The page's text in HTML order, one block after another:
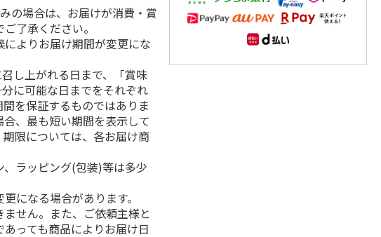
の場合は、お届けが消費・賞
了承ください。
よりお届け期間が変更にな
し上がれる日まで、「賞味
に可能な日までをそれぞれ
を保証するものではありま
、最も短い期間を表示して
限については、各お届け商
ラッピング(包装)等は多少
になる場合があります。
せん。また、ご依頼主様と
っても商品によりお届け日